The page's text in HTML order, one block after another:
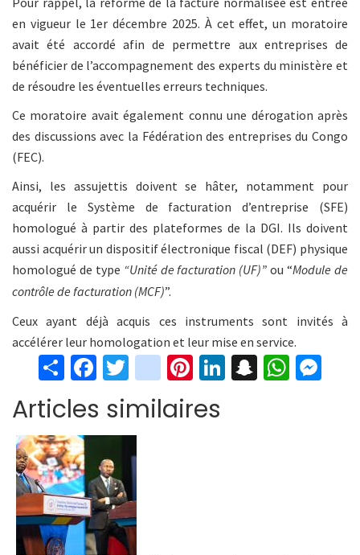
en vigueur le 1er décembre 2025. À cet effet, un moratoire
avait été accordé afin de permettre aux entreprises de
bénéficier de l’accompagnement des experts du ministère et
de résoudre les éventuelles erreurs techniques.
Ce moratoire avait également connu une dérogation après
des discussions avec la Fédération des entreprises du Congo
(FEC).
Ainsi, les assujettis doivent se hâter, notamment pour
acquérir le Système de facturation d’entreprise (SFE)
homologué à partir des plateformes de la DGI. Ils doivent
aussi acquérir un dispositif électronique fiscal (DEF) physique
homologué de type “Unité de facturation (UF)”ou “Module de
contrôle de facturation (MCF)”.
Ceux ayant déjà acquis ces instruments sont invités à
accélérer leur homologation et leur mise en service.
S
h
ar
e
Fa
ce
b
o
o
k
T
wi
tt
er
in
st
ag
Pi
er
Li S W
Articles similaires